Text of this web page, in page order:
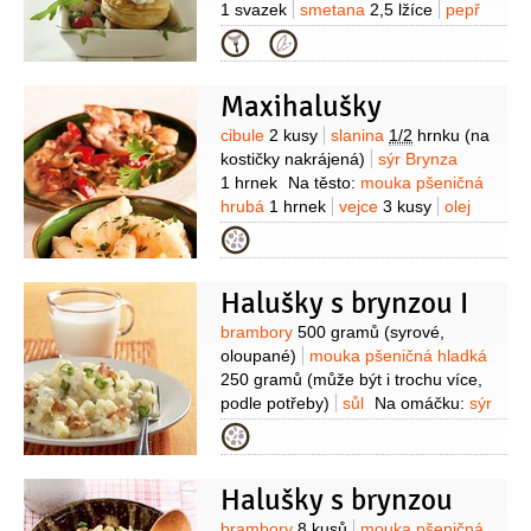
1 svazek
smetana 2,5 lžíce
pepř
černý
(mletý)
potření)
mouka pšeničná hladká(na
Kategorie
Maxihalušky
Suroviny
cibule 2 kusy slanina 1/2 hrnku (na
kostičky nakrájená)
sýr Brynza
1 hrnek
Na těsto: mouka pšeničná
hrubá 1 hrnek vejce 3 kusy
olej
3 lžíce
Kategorie
Halušky s brynzou I
Suroviny
brambory 500 gramů (syrové,
oloupané)
mouka pšeničná hladká
250 gramů (může být i trochu více,
podle potřeby)
sůl Na omáčku: sýr
Brynza
vaření1,5 decilitru
máslo
1 lžíce
Na doplnění: olomoucké
tvarůžky
120 gramů
slanina
Kategorie
Halušky s brynzou